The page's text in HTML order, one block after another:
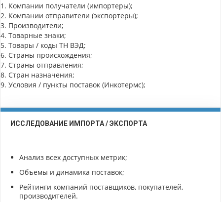
1. Компании получатели (импортеры);
2. Компании отправители (экспортеры);
3. Производители;
4. Товарные знаки;
5. Товары / коды ТН ВЭД;
6. Страны происхождения;
7. Страны отправления;
8. Стран назначения;
9. Условия / пункты поставок (Инкотермс);
ИССЛЕДОВАНИЕ ИМПОРТА / ЭКСПОРТА
Анализ всех доступных метрик;
Объемы и динамика поставок;
Рейтинги компаний поставщиков, покупателей,
производителей.